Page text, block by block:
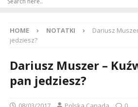
HOME NOTATKI
Dariusz
jedziesz?
Dariusz Muszer –
pan jedziesz?